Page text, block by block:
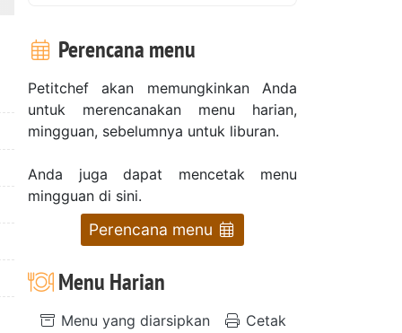
Perencana menu
Petitchef akan memungkinkan Anda
untuk merencanakan menu harian,
mingguan, sebelumnya untuk liburan.
Anda juga dapat mencetak menu
mingguan di sini.
Perencana menu
Menu Harian
Menu yang diarsipkan Cetak